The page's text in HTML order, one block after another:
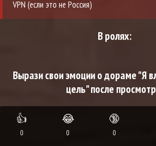
VPN (если это не Россия)
В ролях:
Вырази свои эмоции о дораме "Я
цель" после
👍
0
😂
0
🔞
0